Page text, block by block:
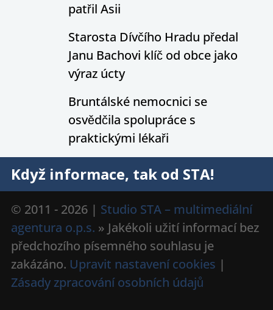
patřil Asii
Starosta Dívčího Hradu předal
Janu Bachovi klíč od obce jako
výraz úcty
Bruntálské nemocnici se
osvědčila spolupráce s
praktickými lékaři
Když informace, tak od STA!
© 2011 - 2026 | Studio STA – multimediální
agentura o.p.s. » Jakékoli užití informací bez
předchozího písemného souhlasu je
zakázáno. Upravit nastavení cookies |
Zásady zpracování osobních údajů